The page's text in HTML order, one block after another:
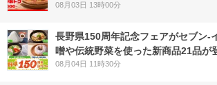
08月03日 13時00分
長野県150周年記念フェアがセブン
噌や伝統野菜を使った新商品21品が
08月04日 11時30分